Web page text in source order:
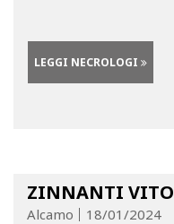
LEGGI NECROLOGI
ZINNANTI VITO
Alcamo 18/01/2024